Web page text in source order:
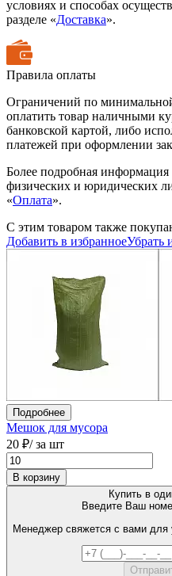
условиях и способах
разделе «Доставка».
Правила оплаты
Ограничений по
оплатить товар наличными
банковской картой, либо
платежей при оформлении
Более подробная информация
физических и юридических
«Оплата».
С этим товаром также
Добавить в избранноеУбрать
Подробнее
Мешок для мусора
20 ₽/ за шт
В корзину
Купить в
Введите Ваш
Менеджер свяжется с вами для